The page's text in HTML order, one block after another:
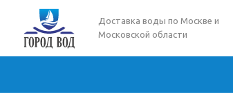
Доставка воды по Москве и
Московской области